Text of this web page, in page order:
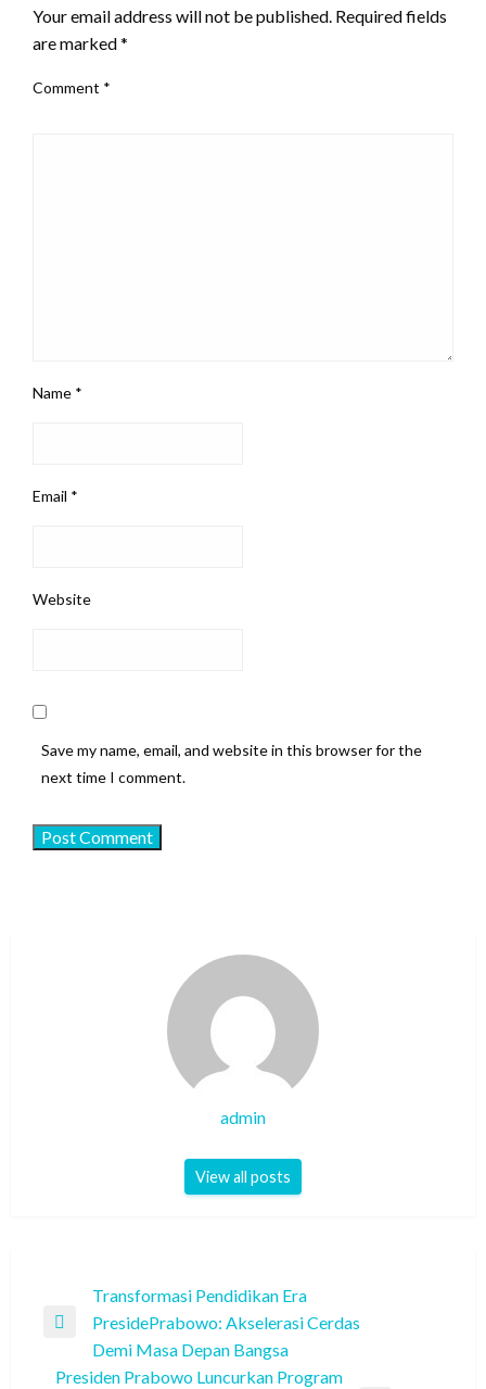
Your email address will not be published. Required fields
are marked*
Comment *
Name *
Email *
Website
Save my name, email, and website in this browser for the
next time I comment.
admin
View all posts
navigation
Previous
Transformasi Pendidikan Era
PresidePrabowo: Akselerasi Cerdas
Demi Masa Depan Bangsa
Presiden Prabowo Luncurkan Program